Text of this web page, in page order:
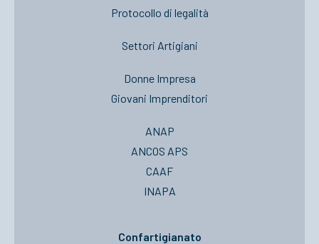
Protocollo di legalità
Settori Artigiani
Donne Impresa
Giovani Imprenditori
ANAP
ANCOS APS
CAAF
INAPA
Confartigianato